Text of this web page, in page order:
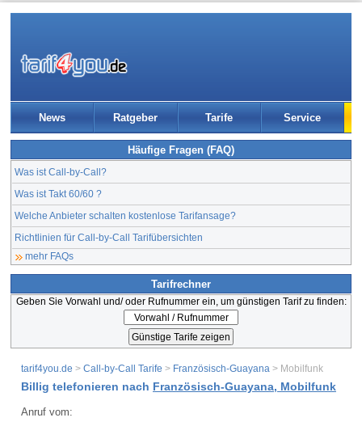
News Ratgeber Tarife Service
Häufige Fragen (FAQ)
Was ist Call-by-Call?
Was ist Takt 60/60 ?
Welche Anbieter schalten kostenlose Tarifansage?
Richtlinien für Call-by-Call Tarifübersichten
mehr FAQs
Tarifrechner
Geben Sie Vorwahl und/ oder Rufnummer ein, um günstigen Tarif zu finden:
tarif4you.de > Call-by-Call Tarife > Französisch-Guayana > Mobilfunk
Billig telefonieren nach Französisch-Guayana, Mobilfunk
Anruf vom: